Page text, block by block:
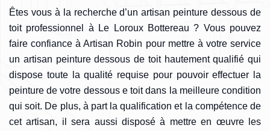
Êtes vous à la recherche d’un artisan peinture dessous de
toit professionnel à Le Loroux Bottereau ? Vous pouvez
faire confiance à Artisan Robin pour mettre à votre service
un artisan peinture dessous de toit hautement qualifié qui
dispose toute la qualité requise pour pouvoir effectuer la
peinture de votre dessous e toit dans la meilleure condition
qui soit. De plus, à part la qualification et la compétence de
cet artisan, il sera aussi disposé à mettre en œuvre les